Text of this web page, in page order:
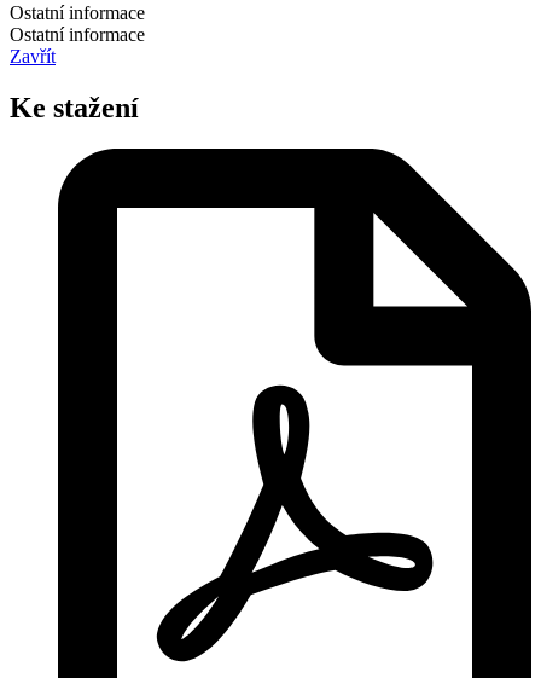
Ostatní informace
Ostatní informace
Zavřít
Ke stažení